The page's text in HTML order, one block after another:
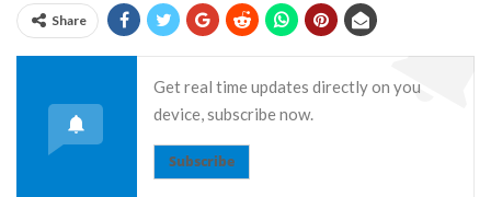
Share
Get real time updates directly on you
device, subscribe now.
Subscribe